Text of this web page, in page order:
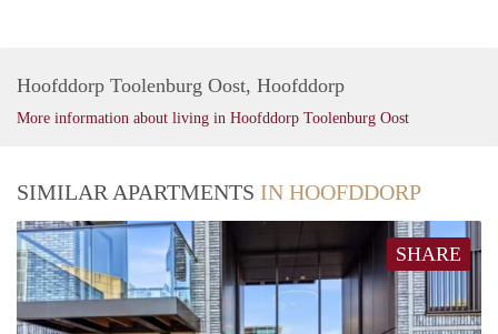
Hoofddorp Toolenburg Oost, Hoofddorp
More information about living in Hoofddorp Toolenburg Oost
SIMILAR APARTMENTS IN HOOFDDORP
SHARE